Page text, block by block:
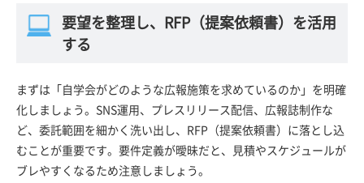
要望を整理し、RFP（提案依頼書）を活用
する
まずは「自学会がどのような広報施策を求めているのか」を明確
化しましょう。SNS運用、プレスリリース配信、広報誌制作な
ど、委託範囲を細かく洗い出し、RFP（提案依頼書）に落とし込
むことが重要です。要件定義が曖昧だと、見積やスケジュールが
ブレやすくなるため注意しましょう。